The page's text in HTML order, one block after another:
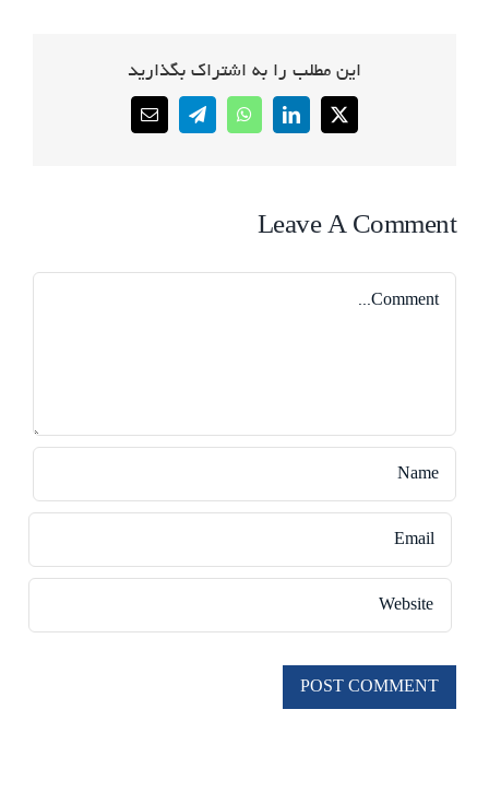
این مطلب را به اشتراک بگذارید
X
LinkedIn
WhatsApp
Telegram
Email
Leave A Comment
Comment